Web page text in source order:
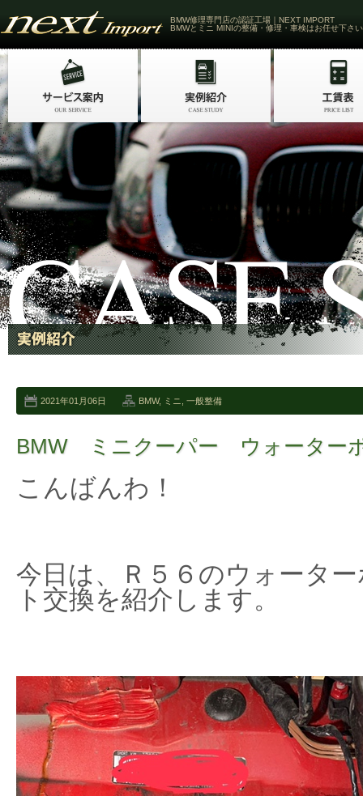
BMW修理専門店の認証工場｜NEXT IMPORT
BMWとミニ MINIの整備・修理・車検はお任せ下さい
2021年01月06日 BMW, ミニ 一般整備
BMW ミニクーパー ウォーター
こんばんわ！
今日は、Ｒ５６のウォータ
ト交換を紹介します。